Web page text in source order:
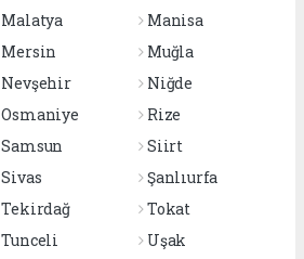
Malatya
Manisa
Mersin
Muğla
Nevşehir
Niğde
Osmaniye
Rize
Samsun
Siirt
Sivas
Şanlıurfa
Tekirdağ
Tokat
Tunceli
Uşak